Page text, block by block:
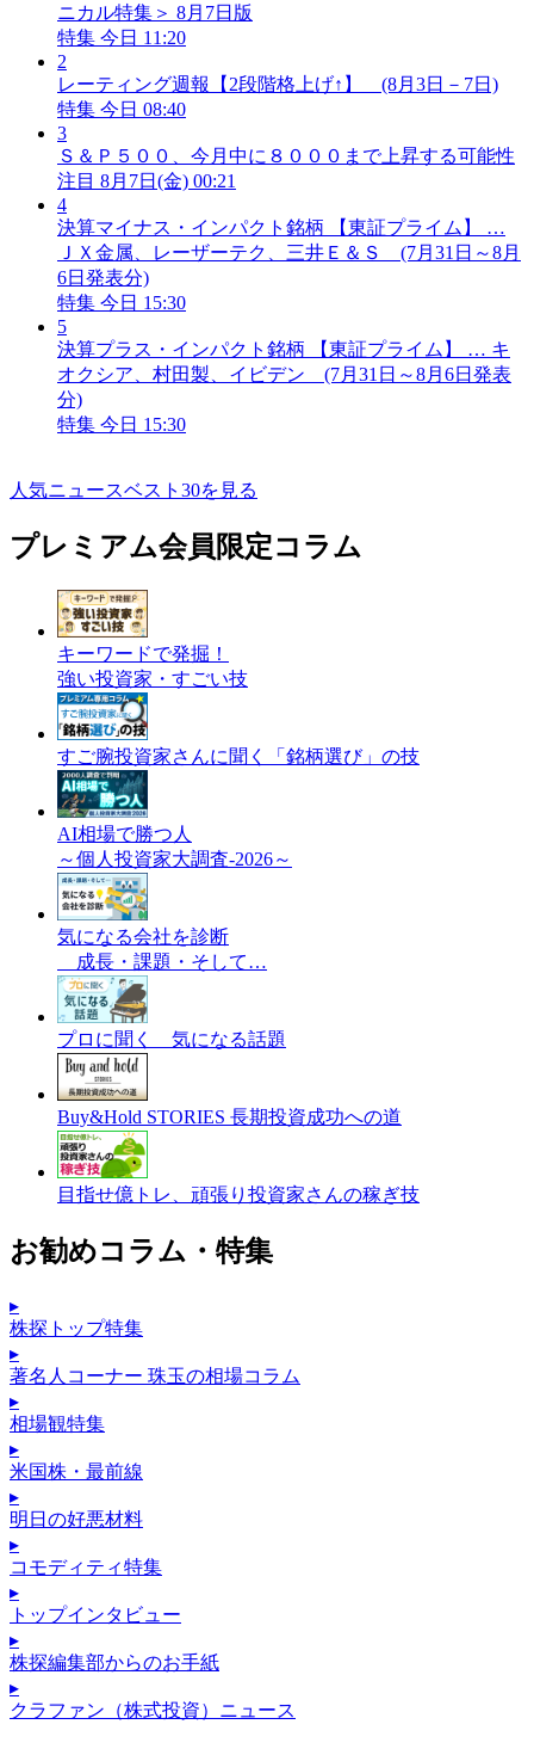
ニカル特集＞ 8月7日版
特集 今日 11:20
2
レーティング週報【2段階格上げ↑】 (8月3日－7日)
特集 今日 08:40
3
Ｓ＆Ｐ５００、今月中に８０００まで上昇する可能性
注目 8月7日(金) 00:21
4
決算マイナス・インパクト銘柄 【東証プライム】 …
ＪＸ金属、レーザーテク、三井Ｅ＆Ｓ (7月31日～8月
6日発表分)
特集 今日 15:30
5
決算プラス・インパクト銘柄 【東証プライム】 … キ
オクシア、村田製、イビデン (7月31日～8月6日発表
分)
特集 今日 15:30
人気ニュースベスト30を見る
プレミアム会員限定コラム
キーワードで発掘！
強い投資家・すごい技
すご腕投資家さんに聞く「銘柄選び」の技
AI相場で勝つ人
～個人投資家大調査-2026～
気になる会社を診断
成長・課題・そして…
プロに聞く 気になる話題
Buy&Hold STORIES 長期投資成功への道
目指せ億トレ、頑張り投資家さんの稼ぎ技
お勧めコラム・特集
▸
株探トップ特集
▸
著名人コーナー 珠玉の相場コラム
▸
相場観特集
▸
米国株・最前線
▸
明日の好悪材料
▸
コモディティ特集
▸
トップインタビュー
▸
株探編集部からのお手紙
▸
クラファン（株式投資）ニュース